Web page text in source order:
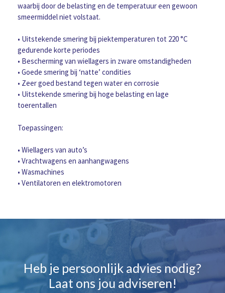
waarbij door de belasting en de temperatuur een gewoon
smeermiddel niet volstaat.
• Uitstekende smering bij piektemperaturen tot 220 °C
gedurende korte periodes
• Bescherming van wiellagers in zware omstandigheden
• Goede smering bij ‘natte’ condities
• Zeer goed bestand tegen water en corrosie
• Uitstekende smering bij hoge belasting en lage
toerentallen
Toepassingen:
• Wiellagers van auto’s
• Vrachtwagens en aanhangwagens
• Wasmachines
• Ventilatoren en elektromotoren
Heb je persoonlijk advies nodig?
Laat ons jou adviseren!